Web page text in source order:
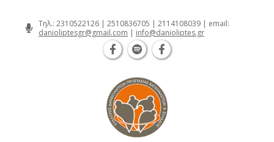
Τηλ.: 2310522126 | 2510836705 | 2114108039 | email:
danioliptesgr@gmail.com | info@danioliptes.gr